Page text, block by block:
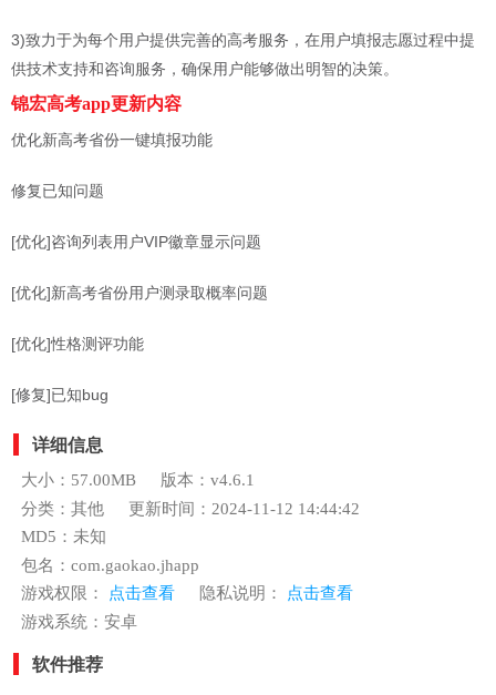
3)致力于为每个用户提供完善的高考服务，在用户填报志愿过程中提
供技术支持和咨询服务，确保用户能够做出明智的决策。
锦宏高考app更新内容
优化新高考省份一键填报功能
修复已知问题
[优化]咨询列表用户VIP徽章显示问题
[优化]新高考省份用户测录取概率问题
[优化]性格测评功能
[修复]已知bug
详细信息
大小：57.00MB
版本：v4.6.1
分类：其他
更新时间：2024-11-12 14:44:42
MD5：未知
包名：com.gaokao.jhapp
游戏权限：
点击查看 隐私说明：
点击查看
游戏系统：安卓
软件推荐